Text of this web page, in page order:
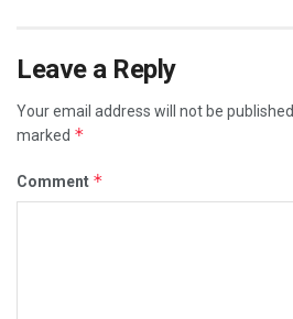
Leave a Reply
Your email address will not be published.
marked *
Comment *